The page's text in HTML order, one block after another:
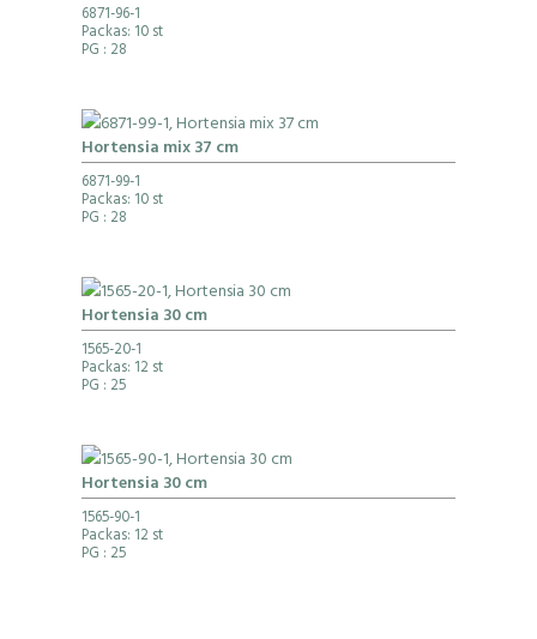
6871-96-1
Packas: 10 st
PG : 28
Hortensia mix 37 cm
6871-99-1
Packas: 10 st
PG : 28
Hortensia 30 cm
1565-20-1
Packas: 12 st
PG : 25
Hortensia 30 cm
1565-90-1
Packas: 12 st
PG : 25